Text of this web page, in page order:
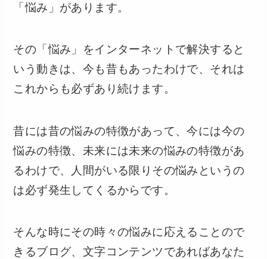
「悩み」があります。
その「悩み」をインターネットで解決すると
いう動きは、今も昔もあったわけで、それは
これからも必ずあり続けます。
昔には昔の悩みの特徴があって、今には今の
悩みの特徴、未来には未来の悩みの特徴があ
るわけで、人間がいる限りその悩みというの
は必ず発生してくるからです。
そんな時にその時々の悩みに応えることので
きるブログ、文字コンテンツであればあなた